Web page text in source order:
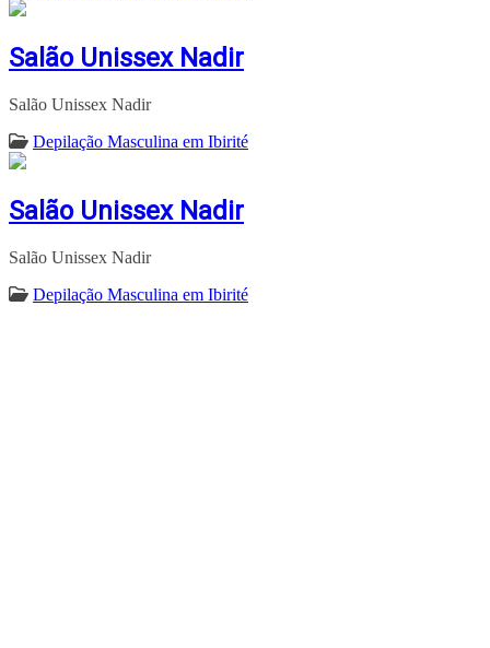
Salão Unissex Nadir
Salão Unissex Nadir
Depilação Masculina em Ibirité
Salão Unissex Nadir
Salão Unissex Nadir
Depilação Masculina em Ibirité